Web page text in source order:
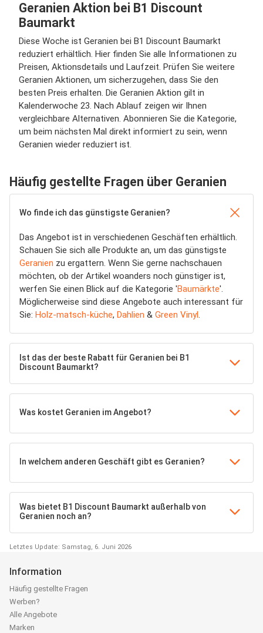
Geranien Aktion bei B1 Discount
Baumarkt
Diese Woche ist Geranien bei B1 Discount Baumarkt
reduziert erhältlich. Hier finden Sie alle Informationen zu
Preisen, Aktionsdetails und Laufzeit. Prüfen Sie weitere
Geranien Aktionen, um sicherzugehen, dass Sie den
besten Preis erhalten. Die Geranien Aktion gilt in
Kalenderwoche 23. Nach Ablauf zeigen wir Ihnen
vergleichbare Alternativen. Abonnieren Sie die Kategorie,
um beim nächsten Mal direkt informiert zu sein, wenn
Geranien wieder reduziert ist.
Häufig gestellte Fragen über Geranien
Wo finde ich das günstigste Geranien?
Das Angebot ist in verschiedenen Geschäften erhältlich.
Schauen Sie sich alle Produkte an, um das günstigste
Geranien zu ergattern. Wenn Sie gerne nachschauen
möchten, ob der Artikel woanders noch günstiger ist,
werfen Sie einen Blick auf die Kategorie 'Baumärkte'.
Möglicherweise sind diese Angebote auch interessant für
Sie: Holz-matsch-küche, Dahlien & Green Vinyl.
Ist das der beste Rabatt für Geranien bei B1
Discount Baumarkt?
Was kostet Geranien im Angebot?
In welchem anderen Geschäft gibt es Geranien?
Was bietet B1 Discount Baumarkt außerhalb von
Geranien noch an?
Letztes Update: Samstag, 6. Juni 2026
Information
Häufig gestellte Fragen
Werben?
Alle Angebote
Marken